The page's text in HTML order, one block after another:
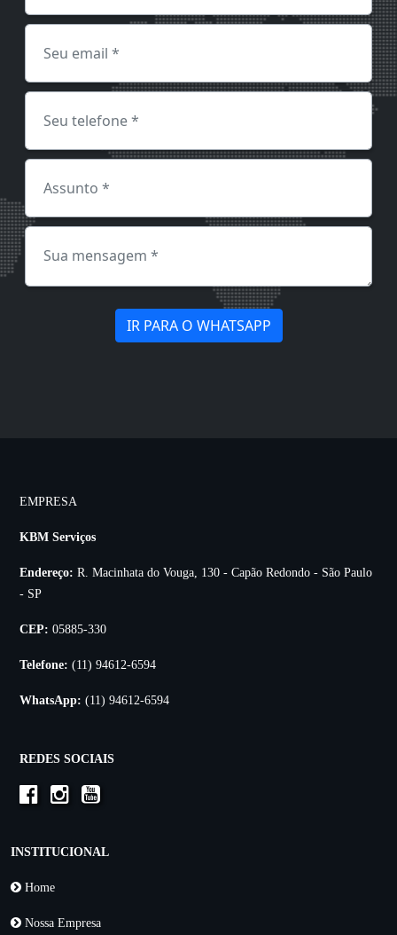
IR PARA O WHATSAPP
EMPRESA
KBM Serviços
Endereço: R. Macinhata do Vouga, 130 - Capão Redondo - São Paulo
- SP
CEP: 05885-330
Telefone: (11) 94612-6594
WhatsApp: (11) 94612-6594
REDES SOCIAIS
INSTITUCIONAL
Home
Nossa Empresa